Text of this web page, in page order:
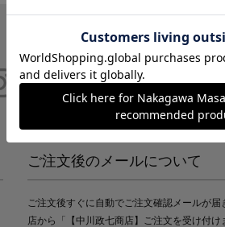
Instagram X
ご注文後のメールについて
ご注文後すぐに自動でご注文確認メールが届
店から「【中川政七商店】ご注文を受け付